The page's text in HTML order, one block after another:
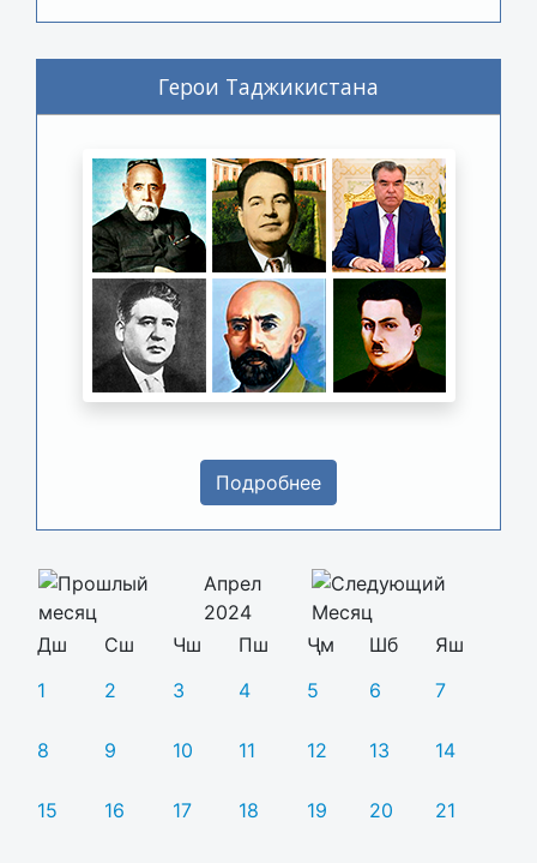
Герои Таджикистана
Подробнее
Апрел
2024
Дш
Сш Чш Пш Ҷм Шб
Яш
1
2 3 4 5 6 7
8 9 10 11 12 13 14
15 16 17 18 19 20 21